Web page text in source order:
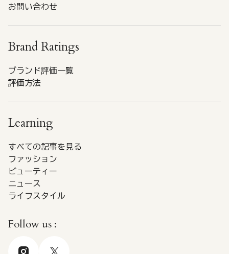
お問い合わせ
Brand Ratings
ブランド評価一覧
評価方法
Learning
すべての記事を見る
ファッション
ビューティー
ニュース
ライフスタイル
Follow us :